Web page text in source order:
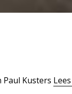
Paul Kusters